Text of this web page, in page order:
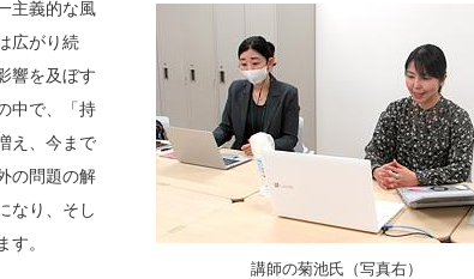
講師の菊池氏（写真右）
主義的な風
広がり続
響を及ぼす
中で、「持
え、今まで
の問題の解
なり、そし
。